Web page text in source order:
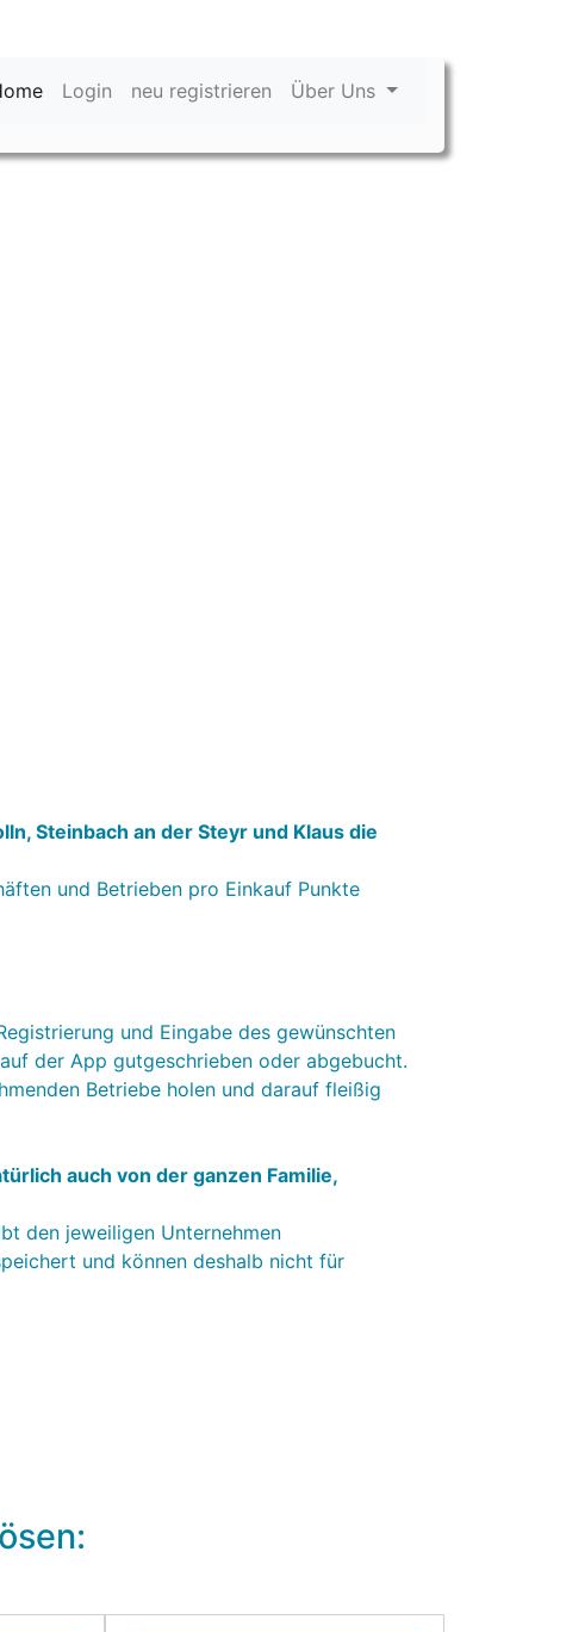
(current)
Login neu registrieren Über Uns
Steinbach an der Steyr und Klaus die
und Betrieben pro Einkauf Punkte
und Eingabe des gewünschten
der App gutgeschrieben oder abgebucht.
Betriebe holen und darauf fleißig
auch von der ganzen Familie,
den jeweiligen Unternehmen
und können deshalb nicht für